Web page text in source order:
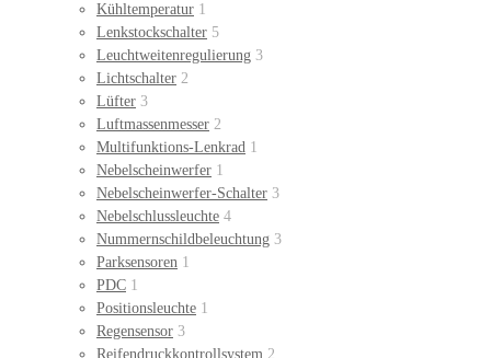
Kühltemperatur 1
Lenkstockschalter 5
Leuchtweitenregulierung 3
Lichtschalter 2
Lüfter 3
Luftmassenmesser 2
Multifunktions-Lenkrad 1
Nebelscheinwerfer 1
Nebelscheinwerfer-Schalter 3
Nebelschlussleuchte 4
Nummernschildbeleuchtung 3
Parksensoren 1
PDC 1
Positionsleuchte 1
Regensensor 3
Reifendruckkontrollsystem 2